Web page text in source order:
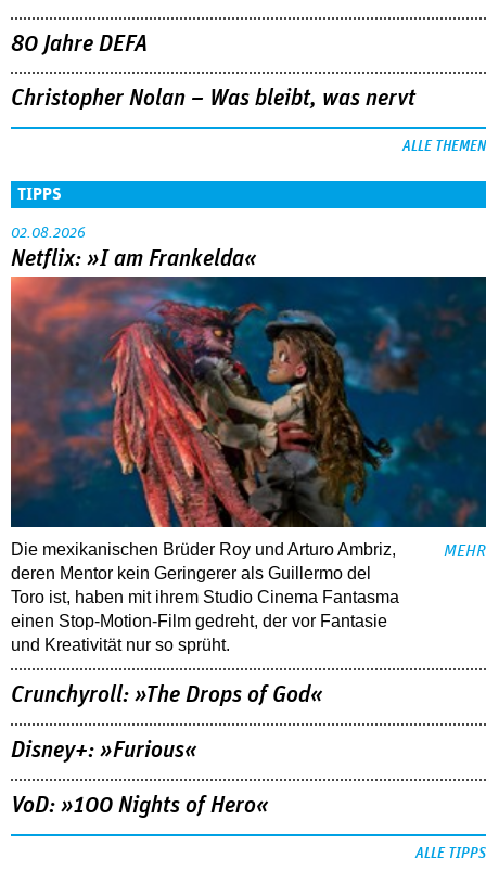
80 Jahre DEFA
Christopher Nolan – Was bleibt, was nervt
ALLE THEMEN
TIPPS
02.08.2026
Netflix: »I am Frankelda«
Die mexikanischen Brüder Roy und Arturo Ambriz,
deren Mentor kein Geringerer als Guillermo del
Toro ist, haben mit ihrem Studio Cinema Fantasma
einen Stop-Motion-Film gedreht, der vor Fantasie
und Kreativität nur so sprüht.
MEHR
Crunchyroll: »The Drops of God«
Disney+: »Furious«
VoD: »100 Nights of Hero«
ALLE TIPPS